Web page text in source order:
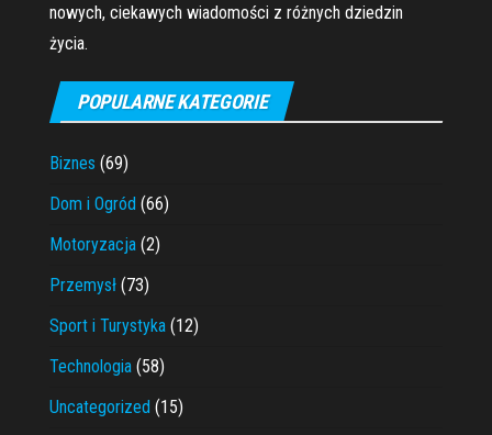
nowych, ciekawych wiadomości z różnych dziedzin
życia.
POPULARNE KATEGORIE
Biznes (69)
Dom i Ogród (66)
Motoryzacja (2)
Przemysł (73)
Sport i Turystyka (12)
Technologia (58)
Uncategorized (15)